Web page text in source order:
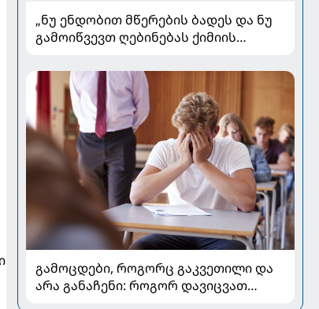
„ნუ ენდობით მწერების ბადეს და ნუ
გამოიწვევთ ღებინებას ქიმიის
ბავშვი კრიტიკულ სიტუაციაში,
პედიატრ სალომე ახვლედიანის
რჩევები
გამოცდები, როგორც გაკვეთილი და
არა განაჩენი: როგორ დავიცვათ